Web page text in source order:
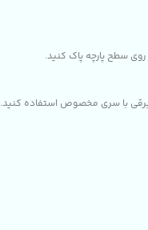
روی سطح پارچه پاک کنید.
با سری مخصوص استفاده کنید.